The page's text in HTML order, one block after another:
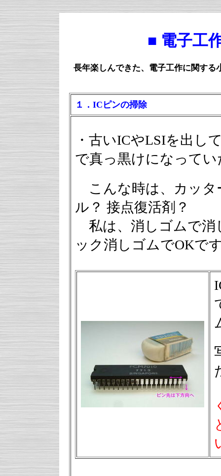
■ 電子工
長年楽しんできた、電子工作に関する
１．ICピンの掃除
・古いICやLSIを出し
で真っ黒けになって
こんな時は、カッタ
ル？ 接点復活剤？
私は、消しゴムで
ック消しゴムでOKで